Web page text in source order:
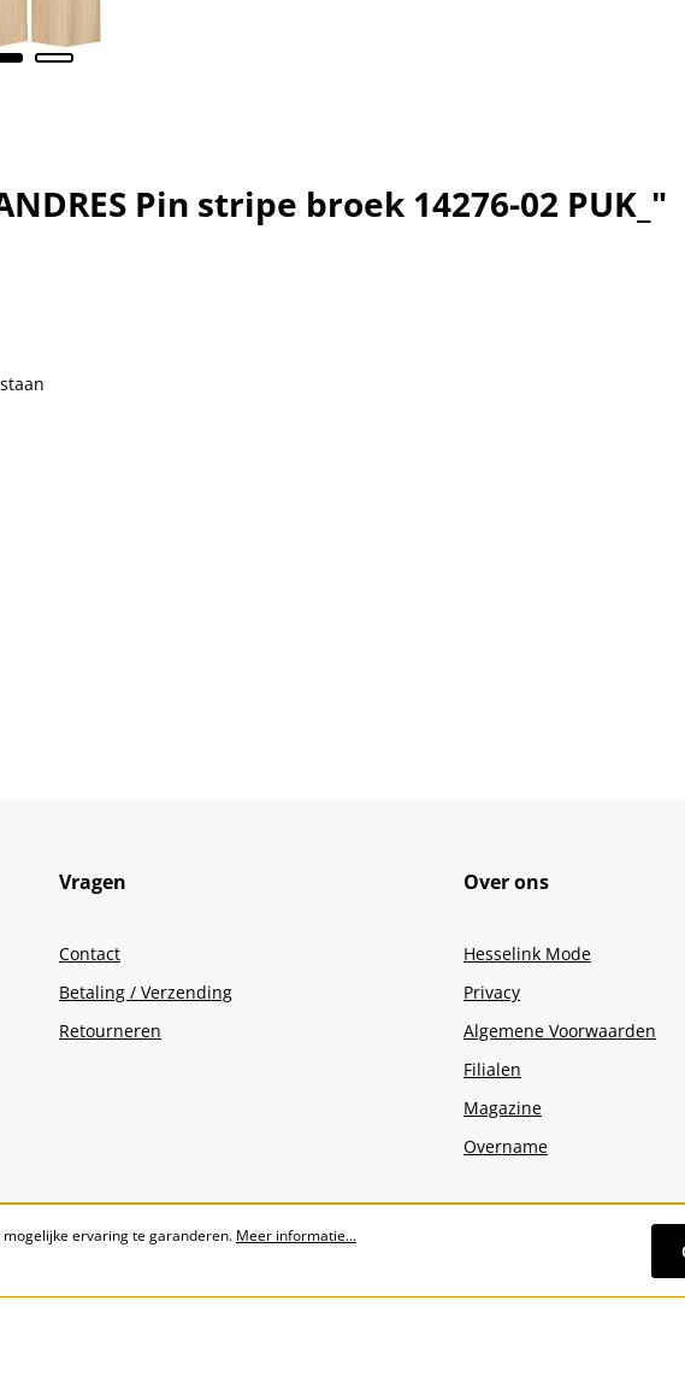
Pin stripe broek 14276-02 PUK_"
Vragen
Contact
Betaling / Verzending
Retourneren
Over ons
Hesselink Mode
Privacy
Algemene Voorwaarden
Filialen
Magazine
Overname
ervaring te garanderen. Meer informatie...